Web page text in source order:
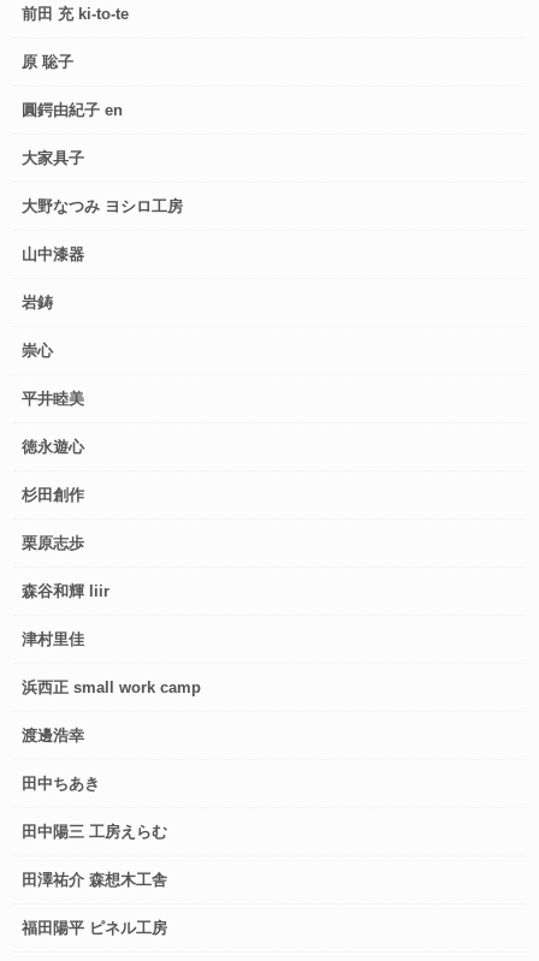
前田 充 ki-to-te
原 聡子
圓鍔由紀子 en
大家具子
大野なつみ ヨシロ工房
山中漆器
岩鋳
崇心
平井睦美
徳永遊心
杉田創作
栗原志歩
森谷和輝 liir
津村里佳
浜西正 small work camp
渡邊浩幸
田中ちあき
田中陽三 工房えらむ
田澤祐介 森想木工舎
福田陽平 ピネル工房